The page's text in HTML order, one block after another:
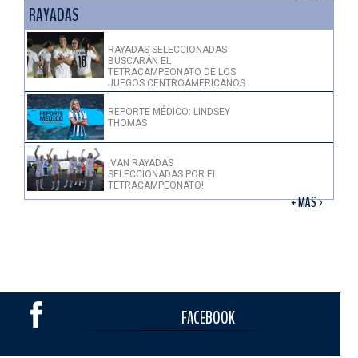
RAYADAS
RAYADAS SELECCIONADAS
BUSCARÁN EL
TETRACAMPEONATO DE LOS
JUEGOS CENTROAMERICANOS
REPORTE MÉDICO: LINDSEY
THOMAS
¡VAN RAYADAS
SELECCIONADAS POR EL
TETRACAMPEONATO!
+ MÁS >
FACEBOOK